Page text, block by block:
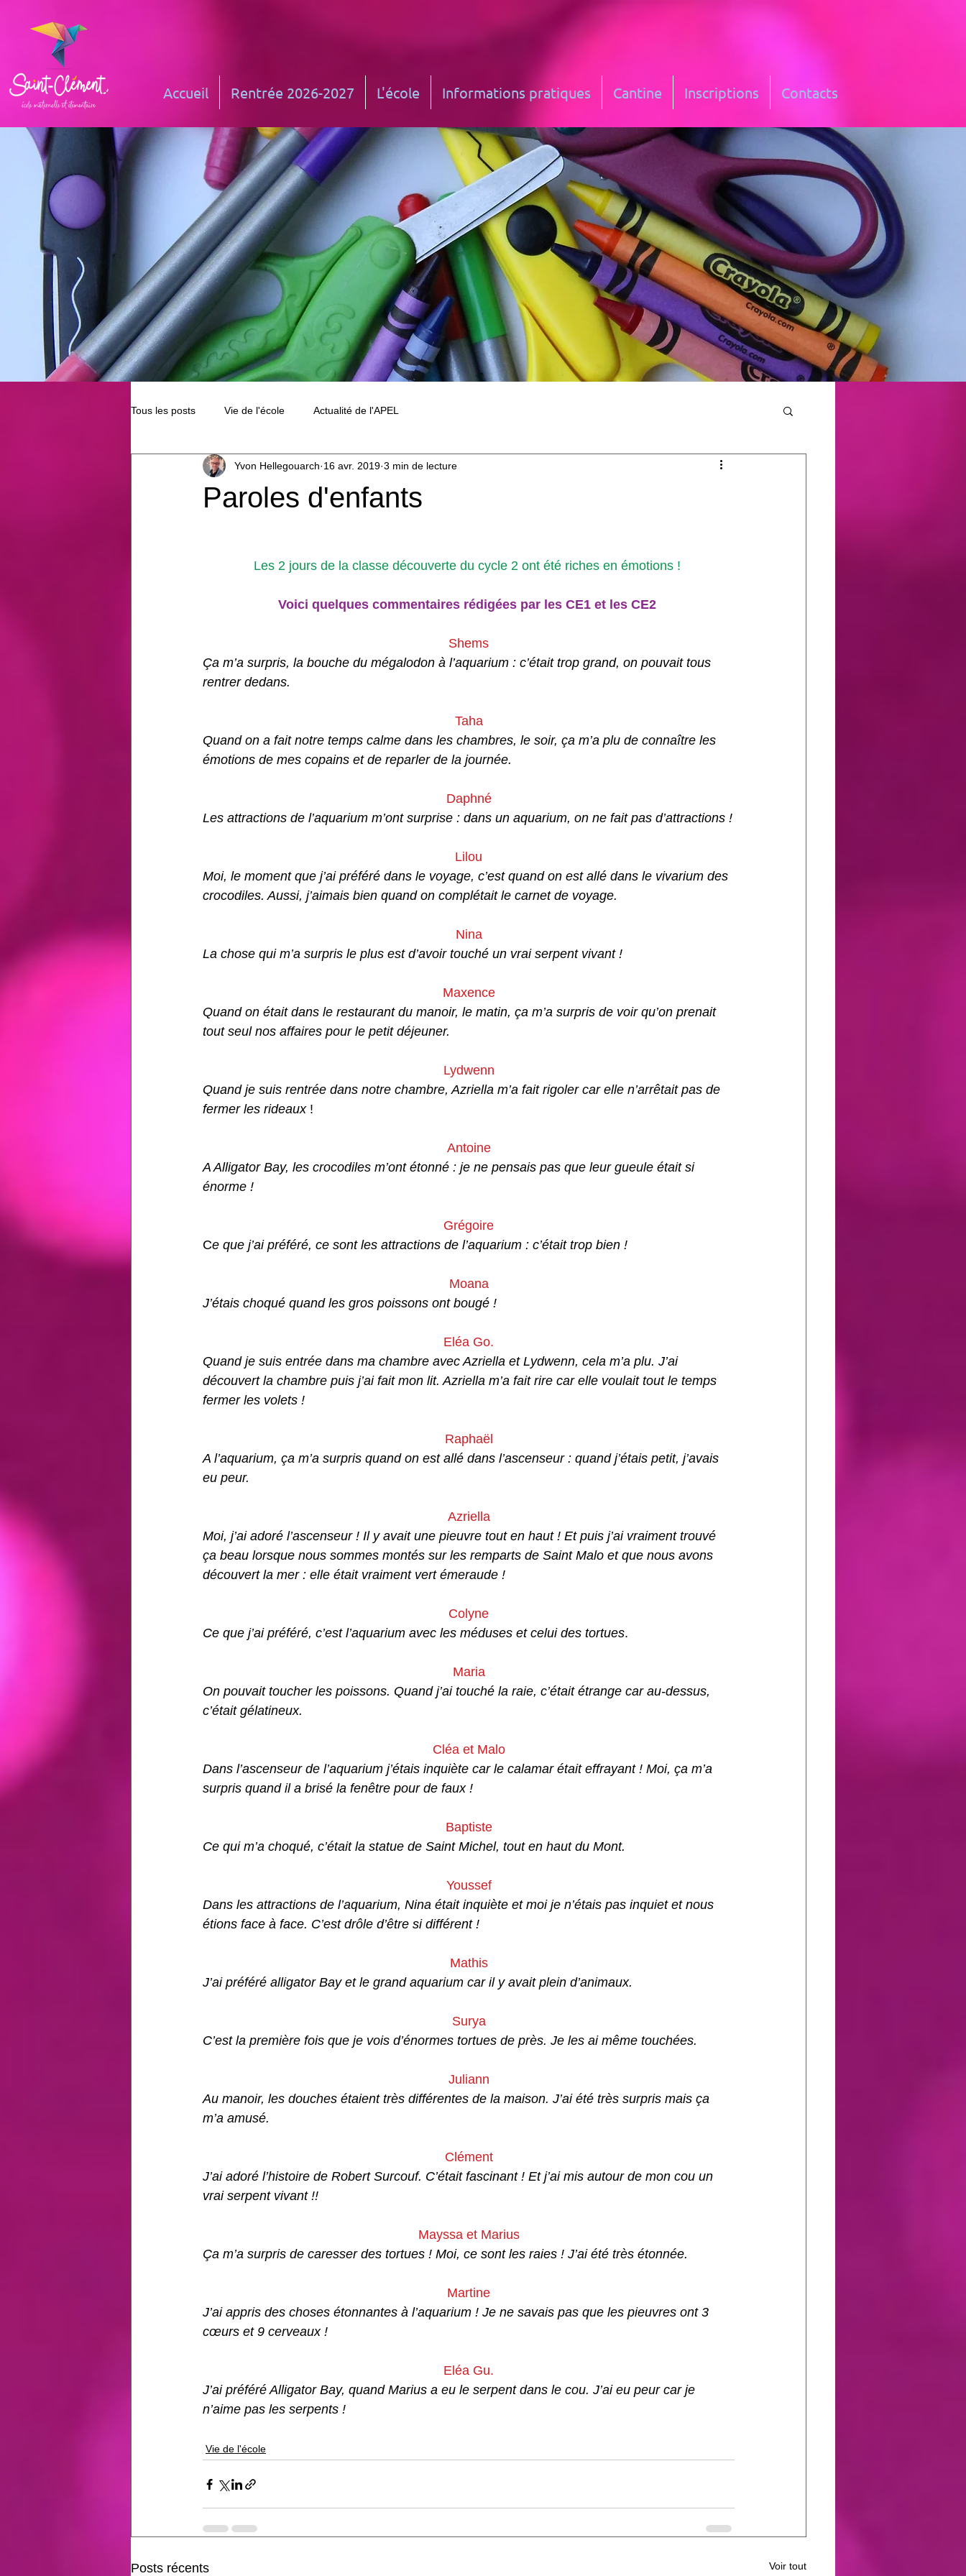
Accueil Rentrée 2026-2027 L'école Informations pratiques Cantine Inscriptions Contacts
Tous les posts Vie de l'école Actualité de l'APEL
Paroles d'enfants
Yvon Hellegouarch 16 avr. 2019 3 min de lecture
Les 2 jours de la classe découverte du cycle 2 ont été riches en émotions !
Voici quelques commentaires rédigées par les CE1 et les CE2
Shems
Ça m’a surpris, la bouche du mégalodon à l’aquarium : c’était trop grand, on pouvait tous
rentrer dedans.
Taha
Quand on a fait notre temps calme dans les chambres, le soir, ça m’a plu de connaître les
émotions de mes copains et de reparler de la journée.
Daphné
Les attractions de l’aquarium m’ont surprise : dans un aquarium, on ne fait pas d’attractions !
Lilou
Moi, le moment que j’ai préféré dans le voyage, c’est quand on est allé dans le vivarium des
crocodiles. Aussi, j’aimais bien quand on complétait le carnet de voyage.
Nina
La chose qui m’a surpris le plus est d’avoir touché un vrai serpent vivant !
Maxence
Quand on était dans le restaurant du manoir, le matin, ça m’a surpris de voir qu’on prenait
tout seul nos affaires pour le petit déjeuner.
Lydwenn
Quand je suis rentrée dans notre chambre, Azriella m’a fait rigoler car elle n’arrêtait pas de
fermer les rideaux !
Antoine
A Alligator Bay, les crocodiles m’ont étonné : je ne pensais pas que leur gueule était si
énorme !
Grégoire
Ce que j’ai préféré, ce sont les attractions de l’aquarium : c’était trop bien !
Moana
J’étais choqué quand les gros poissons ont bougé !
Eléa Go.
Quand je suis entrée dans ma chambre avec Azriella et Lydwenn, cela m’a plu. J’ai
découvert la chambre puis j’ai fait mon lit. Azriella m’a fait rire car elle voulait tout le temps
fermer les volets !
Raphaël
A l’aquarium, ça m’a surpris quand on est allé dans l’ascenseur : quand j’étais petit, j’avais
eu peur.
Azriella
Moi, j’ai adoré l’ascenseur ! Il y avait une pieuvre tout en haut ! Et puis j’ai vraiment trouvé
ça beau lorsque nous sommes montés sur les remparts de Saint Malo et que nous avons
découvert la mer : elle était vraiment vert émeraude !
Colyne
Ce que j’ai préféré, c’est l’aquarium avec les méduses et celui des tortues.
Maria
On pouvait toucher les poissons. Quand j’ai touché la raie, c’était étrange car au-dessus,
c’était gélatineux.
Cléa et Malo
Dans l’ascenseur de l’aquarium j’étais inquiète car le calamar était effrayant ! Moi, ça m’a
surpris quand il a brisé la fenêtre pour de faux !
Baptiste
Ce qui m’a choqué, c’était la statue de Saint Michel, tout en haut du Mont.
Youssef
Dans les attractions de l’aquarium, Nina était inquiète et moi je n’étais pas inquiet et nous
étions face à face. C’est drôle d’être si différent !
Mathis
J’ai préféré alligator Bay et le grand aquarium car il y avait plein d’animaux.
Surya
C’est la première fois que je vois d’énormes tortues de près. Je les ai même touchées.
Juliann
Au manoir, les douches étaient très différentes de la maison. J’ai été très surpris mais ça
m’a amusé.
Clément
J’ai adoré l’histoire de Robert Surcouf. C’était fascinant ! Et j’ai mis autour de mon cou un
vrai serpent vivant !!
Mayssa et Marius
Ça m’a surpris de caresser des tortues ! Moi, ce sont les raies ! J’ai été très étonnée.
Martine
J’ai appris des choses étonnantes à l’aquarium ! Je ne savais pas que les pieuvres ont 3
cœurs et 9 cerveaux !
Eléa Gu.
J’ai préféré Alligator Bay, quand Marius a eu le serpent dans le cou. J’ai eu peur car je
n’aime pas les serpents !
Vie de l'école
Posts récents Voir tout